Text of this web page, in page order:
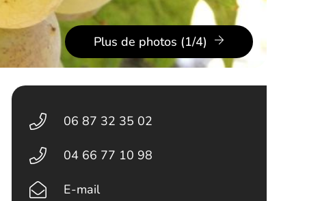
Plus de photos (1/4)
06 87 32 35 02
04 66 77 10 98
E-mail